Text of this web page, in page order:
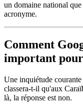
un domaine national
acronyme.
Comment
important
Une inquiétude
classera-t-il qu'aux
là, la réponse est non.